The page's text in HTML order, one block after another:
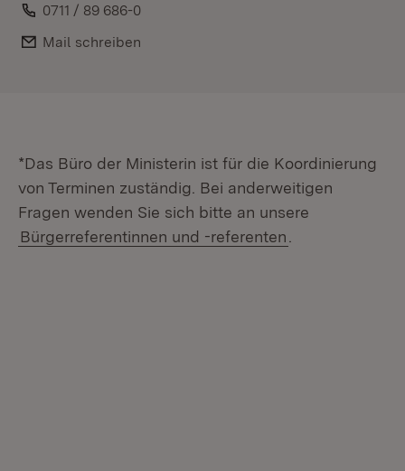
Telefon:
0711 / 89 686-0
E-Mail:
Mail schreiben
*Das Büro der Ministerin ist für die Koordinierung
von Terminen zuständig. Bei anderweitigen
Fragen wenden Sie sich bitte an unsere
Bürgerreferentinnen und -referenten